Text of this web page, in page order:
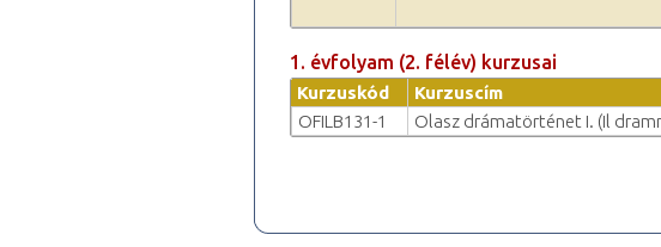
1. évfolyam (2. félév) kurzusai
Kurzuskód Kurzuscím
OFILB131-1
Olasz drámatörténet I. (Il